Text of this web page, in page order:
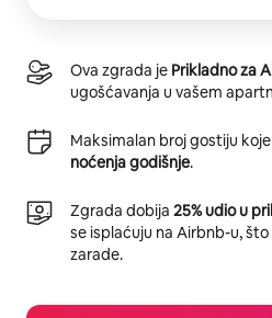
Ova zgrada je Prikladno za
ugošćavanja u vašem
Maksimalan broj gostiju
noćenja godišnje.
Zgrada dobija 25% udio u
se isplaćuju na Airbnb-u,
zarade.